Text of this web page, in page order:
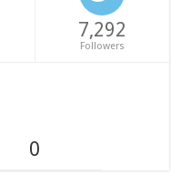
7,292
Followers
0